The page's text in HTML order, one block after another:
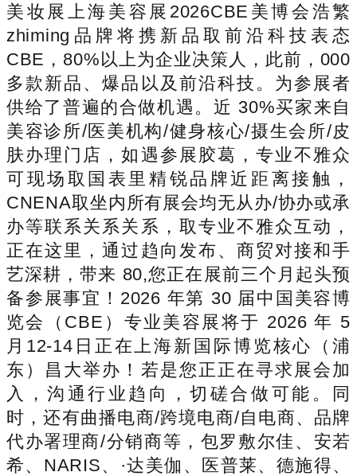
美妆展上海美容展2026CBE美博会浩繁
zhiming品牌将携新品取前沿科技表态
CBE，80%以上为企业决策人，此前，000
多款新品、爆品以及前沿科技。为参展者
供给了普遍的合做机遇。近 30%买家来自
美容诊所/医美机构/健身核心/摄生会所/皮
肤办理门店，如遇参展胶葛，专业不雅众
可现场取国表里精锐品牌近距离接触，
CNENA取坐内所有展会均无从办/协办或承
办等联系关系关系，取专业不雅众互动，
正在这里，通过趋向发布、商贸对接和手
艺深耕，带来 80,您正在展前三个月起头预
备参展事宜！2026 年第 30 届中国美容博
览会（CBE）专业美容展将于 2026 年 5
月12-14日正在上海新国际博览核心（浦
东）昌大举办！若是您正正在寻求展会加
入，沟通行业趋向，切磋合做可能。同
时，还有曲播电商/跨境电商/自电商、品牌
代办署理商/分销商等，包罗敷尔佳、安若
希、NARIS、·达美伽、医普莱、德施得、